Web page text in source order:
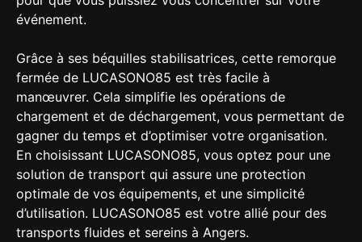
événement.
Grâce à ses béquilles stabilisatrices, cette remorque
fermée de LUCASONO85 est très facile à
manœuvrer. Cela simplifie les opérations de
chargement et de déchargement, vous permettant de
gagner du temps et d’optimiser votre organisation.
En choisissant LUCASONO85, vous optez pour une
solution de transport qui assure une protection
optimale de vos équipements, et une simplicité
d’utilisation. LUCASONO85 est votre allié pour des
transports fluides et sereins à Angers.